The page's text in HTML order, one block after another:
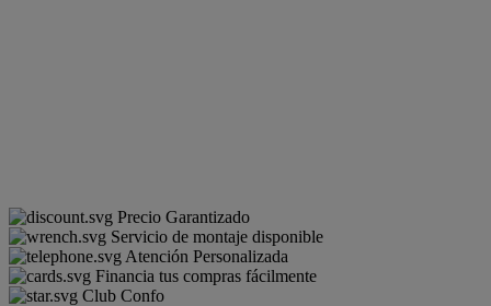
Precio Garantizado
Servicio de montaje disponible
Atención Personalizada
Financia tus compras fácilmente
Club Confo